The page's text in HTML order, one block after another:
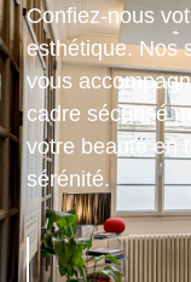
Confiez-nous
esthétique. Nos
vous
cadre sécurisé
votre beauté en
sérénité.